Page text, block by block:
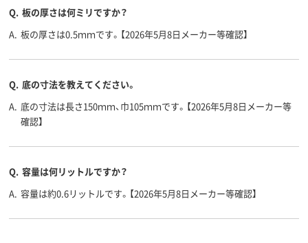
Q. 板の厚さは何ミリですか？
A. 板の厚さは0.5ｍｍです。【2026年5月8日メーカー等確認】
Q. 底の寸法を教えてください。
A. 底の寸法は長さ150ｍｍ、巾105ｍｍです。【2026年5月8日メーカー等
確認】
Q. 容量は何リットルですか？
A. 容量は約0.6リットルです。【2026年5月8日メーカー等確認】